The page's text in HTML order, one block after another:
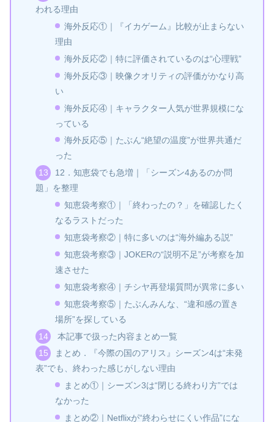
われる理由
海外反応①｜『イカゲーム』比較が止まらない
理由
海外反応②｜特に評価されているのは“心理戦”
海外反応③｜映像クオリティの評価がかなり高
い
海外反応④｜キャラクター人気が世界規模にな
っている
海外反応⑤｜たぶん“絶望の温度”が世界共通だ
った
12．知恵袋でも急増｜「シーズン4あるのか問
題」を整理
知恵袋考察①｜「終わったの？」を確認したく
なるラストだった
知恵袋考察②｜特に多いのは“海外編ある説”
知恵袋考察③｜JOKERの“説明不足”が考察を加
速させた
知恵袋考察④｜チシヤ再登場質問が異常に多い
知恵袋考察⑤｜たぶんみんな、“違和感の置き
場所”を探している
本記事で扱った内容まとめ一覧
まとめ．『今際の国のアリス』シーズン4は“未発
表”でも、終わった感じがしない理由
まとめ①｜シーズン3は“閉じる終わり方”では
なかった
まとめ②｜Netflixが“終わらせにくい作品”にな